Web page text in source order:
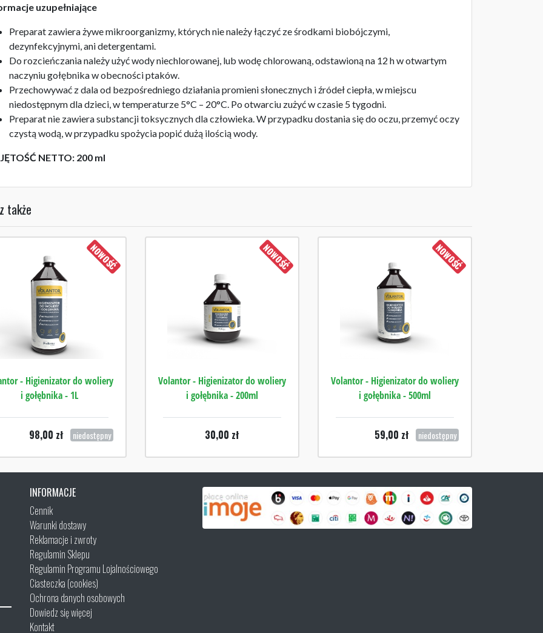
uzupełniające
Preparat zawiera żywe mikroorganizmy, których nie należy łączyć ze środkami biobójczymi,
dezynfekcyjnymi, ani detergentami.
Do rozcieńczania należy użyć wody niechlorowanej, lub wodę chlorowaną, odstawioną na 12 h w otwartym
naczyniu gołębnika w obecności ptaków.
Przechowywać z dala od bezpośredniego działania promieni słonecznych i źródeł ciepła, w miejscu
niedostępnym dla dzieci, w temperaturze 5°C – 20°C. Po otwarciu zużyć w czasie 5 tygodni.
Preparat nie zawiera substancji toksycznych dla człowieka. W przypadku dostania się do oczu, przemyć oczy
czystą wodą, w przypadku spożycia popić dużą ilością wody.
NETTO: 200 ml
także
NOWOŚĆ
- Higienizator do woliery
i gołębnika - 1L
98,00 zł niedostępny
NOWOŚĆ
Volantor - Higienizator do woliery
i gołębnika - 200ml
30,00 zł
NOWOŚĆ
Volantor - Higienizator do woliery
i gołębnika - 500ml
59,00 zł niedostępny
INFORMACJE
Cennik
Warunki dostawy
Reklamacje i zwroty
Regulamin Sklepu
Regulamin Programu Lojalnościowego
Ciasteczka (cookies)
Ochrona danych osobowych
Dowiedz się więcej
Kontakt